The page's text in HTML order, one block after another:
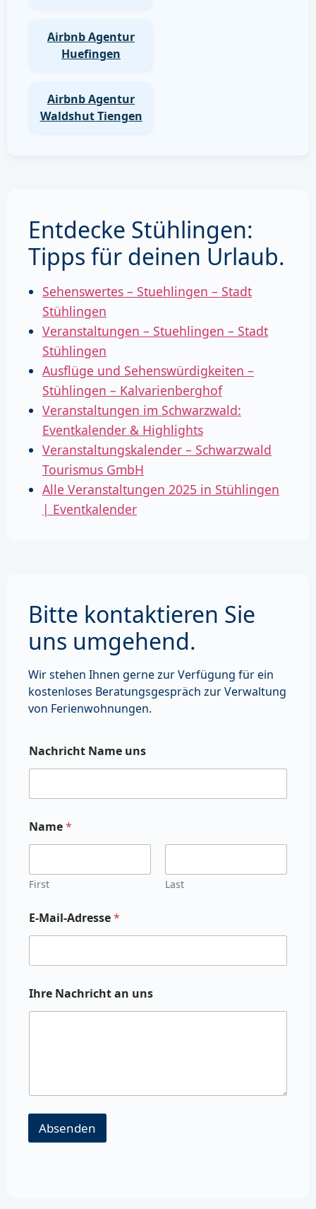
Airbnb Agentur
Huefingen
Airbnb Agentur
Waldshut Tiengen
Entdecke Stühlingen:
Tipps für deinen Urlaub.
Sehenswertes – Stuehlingen – Stadt
Stühlingen
Veranstaltungen – Stuehlingen – Stadt
Stühlingen
Ausflüge und Sehenswürdigkeiten –
Stühlingen – Kalvarienberghof
Veranstaltungen im Schwarzwald:
Eventkalender & Highlights
Veranstaltungskalender – Schwarzwald
Tourismus GmbH
Alle Veranstaltungen 2025 in Stühlingen
| Eventkalender
Bitte kontaktieren Sie
uns umgehend.
Wir stehen Ihnen gerne zur Verfügung für ein
kostenloses Beratungsgespräch zur Verwaltung
von Ferienwohnungen.
Nachricht Name uns
Name*
First Last
E-Mail-Adresse*
Ihre Nachricht an uns
Absenden